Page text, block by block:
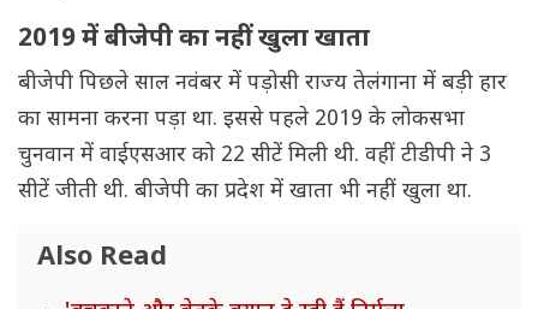
2019 में बीजेपी का नहीं खुला खाता
बीजेपी पिछले साल नवंबर में पड़ोसी राज्य तेलंगाना में बड़ी हार
का सामना करना पड़ा था. इससे पहले 2019 के लोकसभा
चुनवान में वाईएसआर को 22 सीटें मिली थी. वहीं टीडीपी ने 3
सीटें जीती थी. बीजेपी का प्रदेश में खाता भी नहीं खुला था.
Also Read